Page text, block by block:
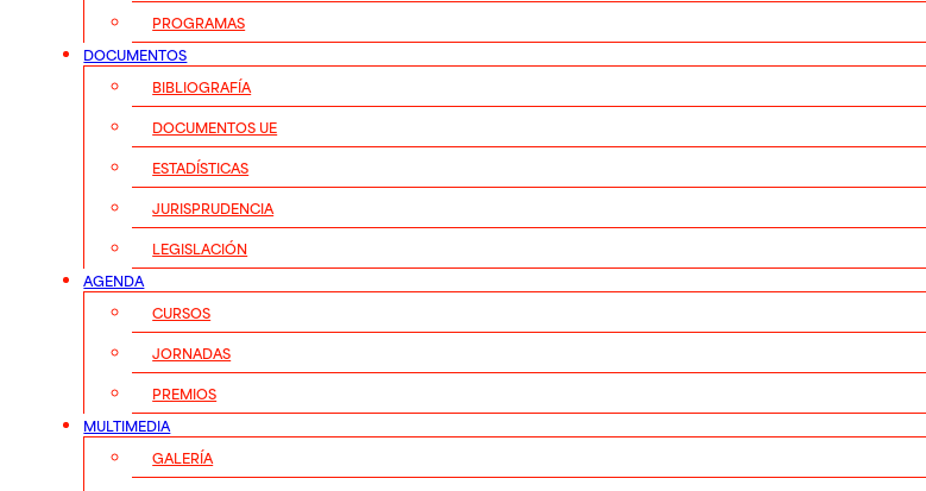
PROGRAMAS
DOCUMENTOS
BIBLIOGRAFÍA
DOCUMENTOS UE
ESTADÍSTICAS
JURISPRUDENCIA
LEGISLACIÓN
AGENDA
CURSOS
JORNADAS
PREMIOS
MULTIMEDIA
GALERÍA